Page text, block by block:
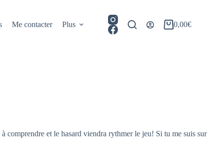
Me contacter Plus
Panier
0,00€
comprendre et le hasard viendra rythmer le jeu! Si tu me suis sur